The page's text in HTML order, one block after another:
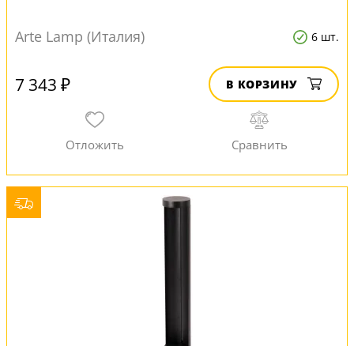
Arte Lamp (Италия) 6 шт.
7 343 ₽ В КОРЗИНУ